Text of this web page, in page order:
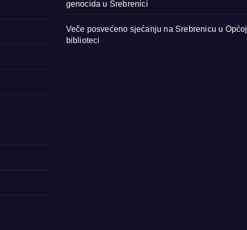
genocida u Srebrenici
Veče posvećeno sjećanju na Srebrenicu u Općoj
biblioteci